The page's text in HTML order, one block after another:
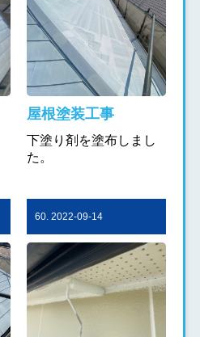
屋根塗装工事
下塗り剤を塗布しまし
た。
60. 2022-09-14